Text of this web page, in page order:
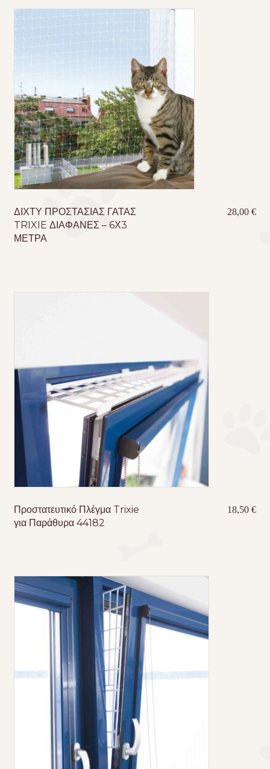
ΔΙΧΤΥ ΠΡΟΣΤΑΣΙΑΣ ΓΑΤΑΣ
TRIXIE ΔΙΑΦΑΝΕΣ – 6Χ3
ΜΕΤΡΑ
28,00€
Προστατευτικό Πλέγμα Trixie
για Παράθυρα 44182
18,50€